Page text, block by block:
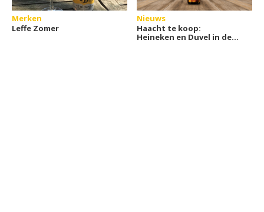
Merken
Leffe Zomer
Nieuws
Haacht te koop:
Heineken en Duvel in de